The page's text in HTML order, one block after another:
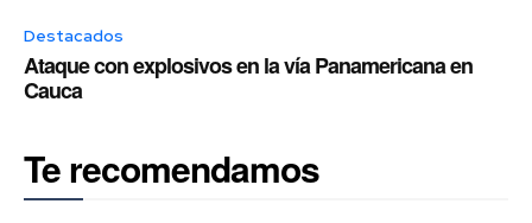
Destacados
Ataque con explosivos en la vía Panamericana en
Cauca
Te recomendamos